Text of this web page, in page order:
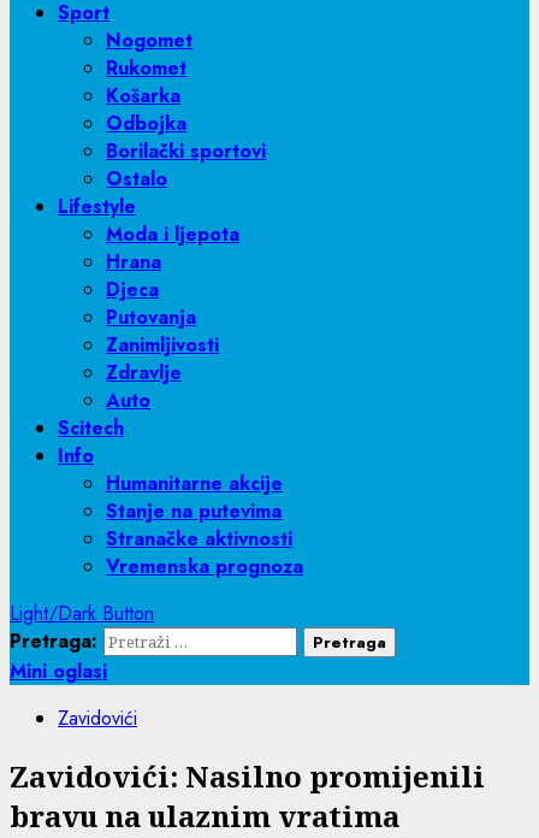
Sport
Nogomet
Rukomet
Košarka
Odbojka
Borilački sportovi
Ostalo
Lifestyle
Moda i ljepota
Hrana
Djeca
Putovanja
Zanimljivosti
Zdravlje
Auto
Scitech
Info
Humanitarne akcije
Stanje na putevima
Stranačke aktivnosti
Vremenska prognoza
Light/Dark Button
Pretraga:
Mini oglasi
Zavidovići
Zavidovići: Nasilno promijenili
bravu na ulaznim vratima